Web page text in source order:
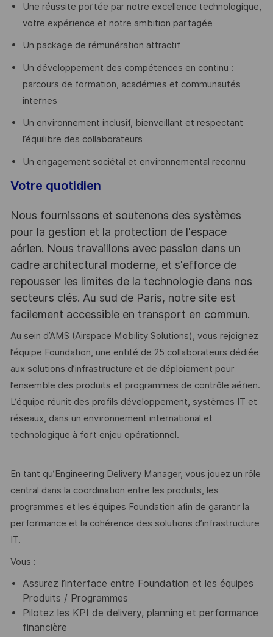
Une réussite portée par notre excellence technologique,
votre expérience et notre ambition partagée
Un package de rémunération attractif
Un développement des compétences en continu :
parcours de formation, académies et communautés
internes
Un environnement inclusif, bienveillant et respectant
l’équilibre des collaborateurs
Un engagement sociétal et environnemental reconnu
Votre quotidien
Nous fournissons et soutenons des systèmes
pour la gestion et la protection de l'espace
aérien. Nous travaillons avec passion dans un
cadre architectural moderne, et s'efforce de
repousser les limites de la technologie dans nos
secteurs clés. Au sud de Paris, notre site est
facilement accessible en transport en commun.
Au sein d’AMS (Airspace Mobility Solutions), vous rejoignez
l’équipe Foundation, une entité de 25 collaborateurs dédiée
aux solutions d’infrastructure et de déploiement pour
l’ensemble des produits et programmes de contrôle aérien.
L’équipe réunit des profils développement, systèmes IT et
réseaux, dans un environnement international et
technologique à fort enjeu opérationnel.
En tant qu’Engineering Delivery Manager, vous jouez un rôle
central dans la coordination entre les produits, les
programmes et les équipes Foundation afin de garantir la
performance et la cohérence des solutions d’infrastructure
IT.
Vous :
Assurez l’interface entre Foundation et les équipes
Produits / Programmes
Pilotez les KPI de delivery, planning et performance
financière